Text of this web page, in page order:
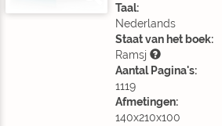
Taal:
Nederlands
Staat van het boek:
Ramsj
Aantal Pagina's:
1119
Afmetingen:
140x210x100